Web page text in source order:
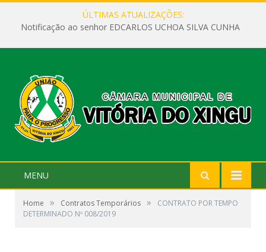
ÚLTIMAS ATUALIZAÇÕES:
Notificação ao senhor EDCARLOS UCHOA SILVA CUNHA
MENU
Home » Contratos Temporários »
CONTRATO POR TEMPO
DETERMINADO Nº 008/2019